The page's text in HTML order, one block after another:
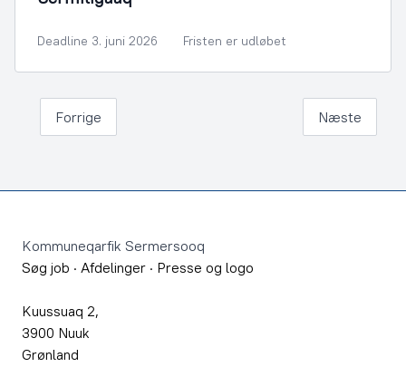
Deadline 3. juni 2026 Fristen er udløbet
Forrige Næste
Kommuneqarfik Sermersooq
Søg job · Afdelinger · Presse og logo
Kuussuaq 2,
3900 Nuuk
Grønland